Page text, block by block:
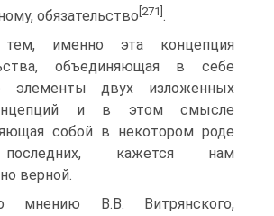
обязательство [271] .
именно эта концепция
объединяющая в себе
элементы двух изложенных
и в этом смысле
собой в некотором роде
кажется нам
верной.
мнению В.В. Витрянского,